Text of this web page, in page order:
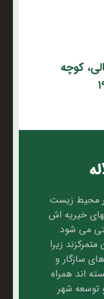
کوچه
محیط زیست
خیریه اش
می شود.
زیرا
سازگار و
اند همراه
توسعه شهر